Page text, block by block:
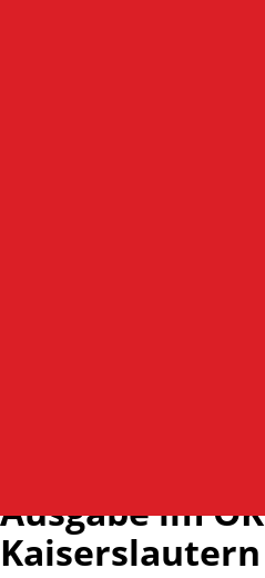
Ausgabe im OK
Kaiserslautern